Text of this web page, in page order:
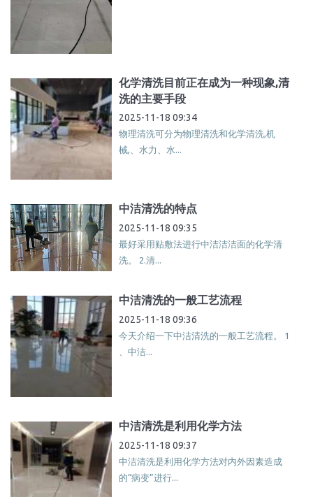
化学清洗目前正在成为一种现象,清
洗的主要手段
2025-11-18 09:34
物理清洗可分为物理清洗和化学清洗,机
械,、水力、水...
中洁清洗的特点
2025-11-18 09:35
最好采用贴敷法进行中洁洁洁面的化学清
洗。 2.清...
中洁清洗的一般工艺流程
2025-11-18 09:36
今天介绍一下中洁清洗的一般工艺流程。 1
、中洁...
中洁清洗是利用化学方法
2025-11-18 09:37
中洁清洗是利用化学方法对内外因素造成
的“病变”进行...